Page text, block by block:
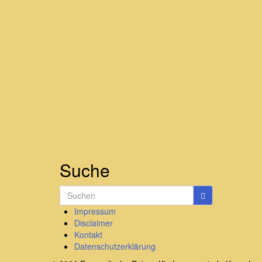
Suche
Search
for:
Impressum
Disclaimer
Kontakt
Datenschutzerklärung